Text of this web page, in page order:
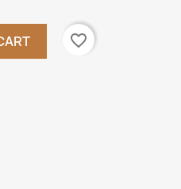
favorite_border